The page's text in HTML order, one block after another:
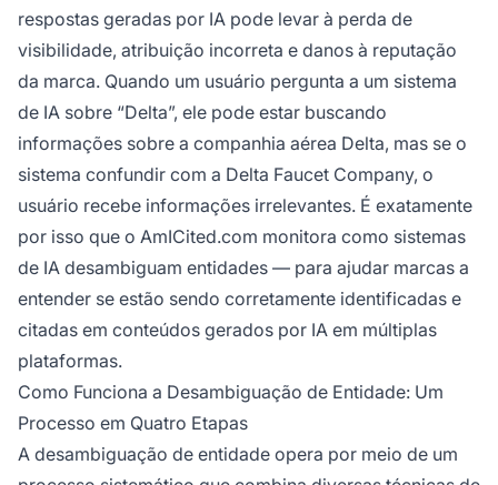
respostas geradas por IA pode levar à perda de
visibilidade, atribuição incorreta e danos à reputação
da marca. Quando um usuário pergunta a um sistema
de IA sobre “Delta”, ele pode estar buscando
informações sobre a companhia aérea Delta, mas se o
sistema confundir com a Delta Faucet Company, o
usuário recebe informações irrelevantes. É exatamente
por isso que o AmICited.com monitora como sistemas
de IA desambiguam entidades — para ajudar marcas a
entender se estão sendo corretamente identificadas e
citadas em conteúdos gerados por IA em múltiplas
plataformas.
Como Funciona a Desambiguação de Entidade: Um
Processo em Quatro Etapas
A desambiguação de entidade opera por meio de um